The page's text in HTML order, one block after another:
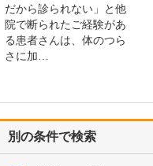
別の条件で検索
だから診られない」と他
院で断られたご経験があ
る患者さんは、体のつら
さに加…